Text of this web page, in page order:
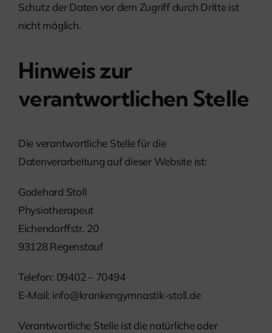
Schutz der Daten vor dem Zugriff durch Dritte ist
nicht möglich.
Hinweis zur
verantwortlichen Stelle
Die verantwortliche Stelle für die
Datenverarbeitung auf dieser Website ist:
Godehard Stoll
Physiotherapeut
Eichendorffstr. 20
93128 Regenstauf
Telefon: 09402 – 70494
E-Mail: info@krankengymnastik-stoll.de
Verantwortliche Stelle ist die natürliche oder